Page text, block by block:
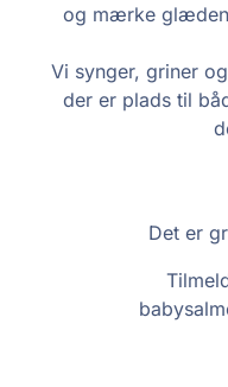
og mærke
Vi synger, griner
der er plads til
Det er